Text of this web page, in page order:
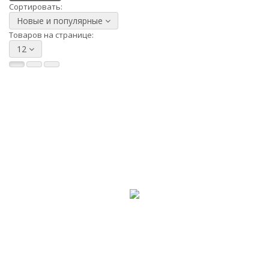
Сортировать:
Новые и популярные
Товаров на странице:
12